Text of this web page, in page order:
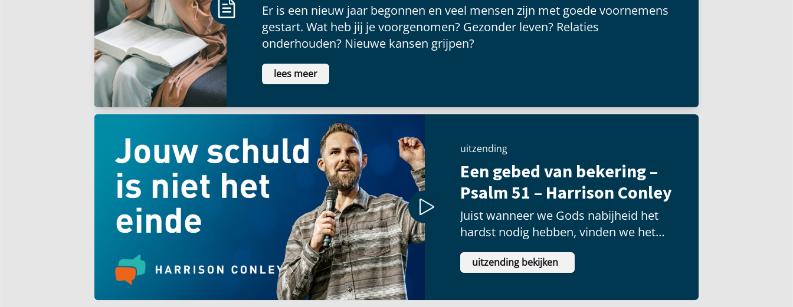
Er is een nieuw jaar begonnen en veel mensen zijn met goede voornemens
gestart. Wat heb jij je voorgenomen? Gezonder leven? Relaties
onderhouden? Nieuwe kansen grijpen?
lees meer
uitzending
Een gebed van bekering –
Psalm 51 – Harrison Conley
Juist wanneer we Gods nabijheid het
hardst nodig hebben, vinden we het
vaak het moeilijkst om naar Hem toe te
gaan.
uitzending bekijken